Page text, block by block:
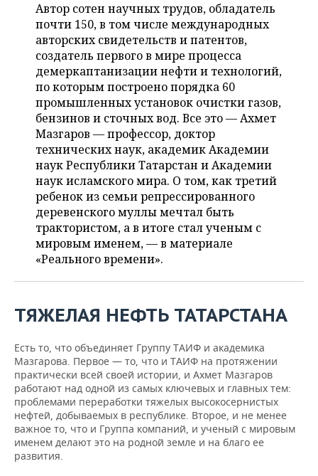
ОТКРЫТАЯ ЛЕКЦИЯ
БАСКЕТБОЛ
ВОЛЕЙБОЛ
КИБЕРСПОРТ
ФИГУРНОЕ КАТАНИЕ
ВОДНЫЕ ВИДЫ СПОРТА
ХОККЕЙ С МЯЧОМ
ИНФРАСТРУКТУРА
ИСТОРИЯ
КУЛЬТУРА
МЕДИЦИНА
ОБРАЗОВАНИЕ
ПРОИСШЕСТВИЯ
СПРАВОЧНИК
СПИСОК ПЕРСОН
СПИСОК КОМПАНИЙ
ПОЛНАЯ ВЕРСИЯ
Автор сотен научных трудов, обладатель
почти 150, в том числе международных
авторских свидетельств и патентов,
создатель первого в мире процесса
демеркаптанизации нефти и технологий,
по которым построено порядка 60
промышленных установок очистки газов,
бензинов и сточных вод. Все это — Ахмет
Мазгаров — профессор, доктор
технических наук, академик Академии
наук Республики Татарстан и Академии
наук исламского мира. О том, как третий
ребенок из семьи репрессированного
деревенского муллы мечтал быть
трактористом, а в итоге стал ученым с
мировым именем, — в материале
«Реального времени».
ТЯЖЕЛАЯ НЕФТЬ ТАТАРСТАНА
Есть то, что объединяет Группу ТАИФ и академика
Мазгарова. Первое — то, что и ТАИФ на протяжении
практически всей своей истории, и Ахмет Мазгаров
работают над одной из самых ключевых и главных тем:
проблемами переработки тяжелых высокосернистых
нефтей, добываемых в республике. Второе, и не менее
важное то, что и Группа компаний, и ученый с мировым
именем делают это на родной земле и на благо ее
развития.